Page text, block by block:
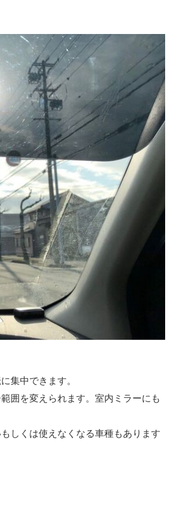
集中できます。
囲を変えられます。室内ミラーにも
しくは使えなくなる車種もあります